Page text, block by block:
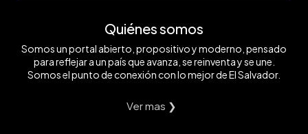
Quiénes somos
Somos un portal abierto, propositivo y moderno, pensado
para reflejar a un país que avanza, se reinventa y se une.
Somos el punto de conexión con lo mejor de El Salvador.
Ver mas ❯